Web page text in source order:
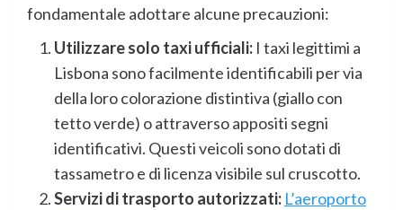
fondamentale adottare alcune precauzioni:
Utilizzare solo taxi ufficiali: I taxi legittimi a
Lisbona sono facilmente identificabili per via
della loro colorazione distintiva (giallo con
tetto verde) o attraverso appositi segni
identificativi. Questi veicoli sono dotati di
tassametro e di licenza visibile sul cruscotto.
Servizi di trasporto autorizzati: L’aeroporto